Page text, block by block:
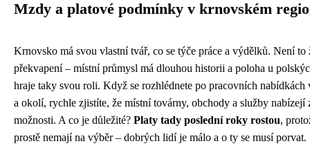
Mzdy a platové podmínky v krnovském
Krnovsko má svou vlastní tvář, co se týče práce a výdělků. Není to
překvapení – místní průmysl má dlouhou historii a poloha u
hraje taky svou roli. Když se rozhlédnete po pracovních nabídkách
a okolí, rychle zjistíte, že místní továrny, obchody a služby nabízejí
možnosti. A co je důležité? Platy tady poslední roky rostou,
prostě nemají na výběr – dobrých lidí je málo a o ty se musí porvat.